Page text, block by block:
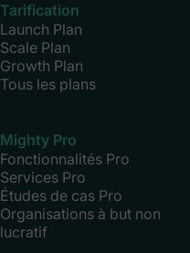
Tarification
Launch Plan
Scale Plan
Growth Plan
Tous les plans
Mighty Pro
Fonctionnalités Pro
Services Pro
Études de cas Pro
Organisations à but non
lucratif